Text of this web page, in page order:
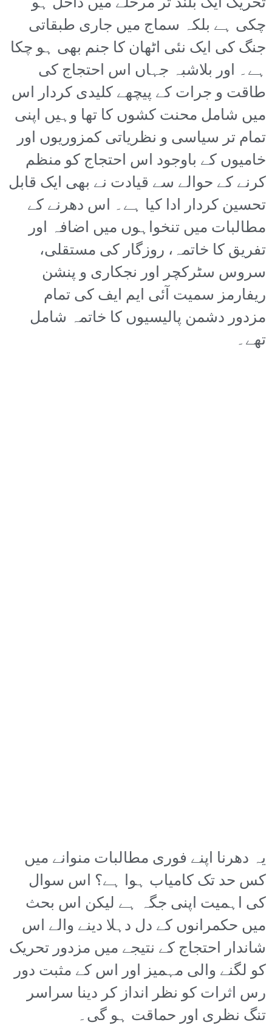
چکی ہے بلکہ سماج میں جاری طبقاتی
جنگ کی ایک نئی اٹھان کا جنم بھی ہو چکا
ہے۔ اور بلاشبہ جہاں اس احتجاج کی
طاقت و جرات کے پیچھے کلیدی کردار اس
میں شامل محنت کشوں کا تھا وہیں اپنی
تمام تر سیاسی و نظریاتی کمزوریوں اور
خامیوں کے باوجود اس احتجاج کو منظم
کرنے کے حوالے سے قیادت نے بھی ایک قابل
تحسین کردار ادا کیا ہے۔ اس دھرنے کے
مطالبات میں تنخواہوں میں اضافہ اور
تفریق کا خاتمہ، روزگار کی مستقلی،
سروس سٹرکچر اور نجکاری و پنشن
ریفارمز سمیت آئی ایم ایف کی تمام
مزدور دشمن پالیسیوں کا خاتمہ شامل
تھے۔
یہ دھرنا اپنے فوری مطالبات منوانے میں
کس حد تک کامیاب ہوا ہے؟ اس سوال
کی اہمیت اپنی جگہ ہے لیکن اس بحث
میں حکمرانوں کے دل دہلا دینے والے اس
شاندار احتجاج کے نتیجے میں مزدور تحریک
کو لگنے والی مہمیز اور اس کے مثبت دور
رس اثرات کو نظر انداز کر دینا سراسر
تنگ نظری اور حماقت ہو گی۔